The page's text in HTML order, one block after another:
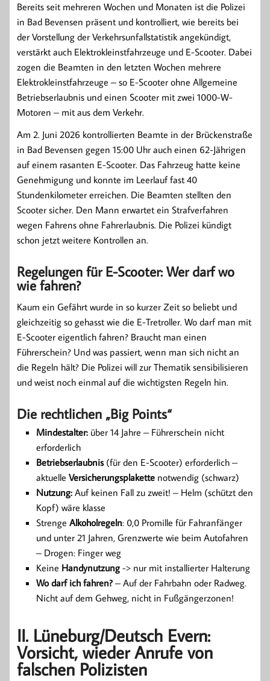
Bereits seit mehreren Wochen und Monaten ist die Polizei
in Bad Bevensen präsent und kontrolliert, wie bereits bei
der Vorstellung der Verkehrsunfallstatistik angekündigt,
verstärkt auch Elektrokleinstfahrzeuge und E-Scooter. Dabei
zogen die Beamten in den letzten Wochen mehrere
Elektrokleinstfahrzeuge – so E-Scooter ohne Allgemeine
Betriebserlaubnis und einen Scooter mit zwei 1000-W-
Motoren – mit aus dem Verkehr.
Am 2. Juni 2026 kontrollierten Beamte in der Brückenstraße
in Bad Bevensen gegen 15:00 Uhr auch einen 62-Jährigen
auf einem rasanten E-Scooter. Das Fahrzeug hatte keine
Genehmigung und konnte im Leerlauf fast 40
Stundenkilometer erreichen. Die Beamten stellten den
Scooter sicher. Den Mann erwartet ein Strafverfahren
wegen Fahrens ohne Fahrerlaubnis. Die Polizei kündigt
schon jetzt weitere Kontrollen an.
Regelungen für E-Scooter: Wer darf wo
wie fahren?
Kaum ein Gefährt wurde in so kurzer Zeit so beliebt und
gleichzeitig so gehasst wie die E-Tretroller. Wo darf man mit
E-Scooter eigentlich fahren? Braucht man einen
Führerschein? Und was passiert, wenn man sich nicht an
die Regeln hält? Die Polizei will zur Thematik sensibilisieren
und weist noch einmal auf die wichtigsten Regeln hin.
Die rechtlichen „Big Points“
Mindestalter: über 14 Jahre – Führerschein nicht
erforderlich
Betriebserlaubnis(für den E-Scooter) erforderlich –
aktuelle Versicherungsplakette notwendig (schwarz)
Nutzung: Auf keinen Fall zu zweit! – Helm (schützt den
Kopf) wäre klasse
Strenge Alkoholregeln: 0,0 Promille für Fahranfänger
und unter 21 Jahren, Grenzwerte wie beim Autofahren
– Drogen: Finger weg
Keine Handynutzung -> nur mit installierter Halterung
Wo darf ich fahren? – Auf der Fahrbahn oder Radweg.
Nicht auf dem Gehweg, nicht in Fußgängerzonen!
II. Lüneburg/Deutsch Evern:
Vorsicht, wieder Anrufe von
falschen Polizisten